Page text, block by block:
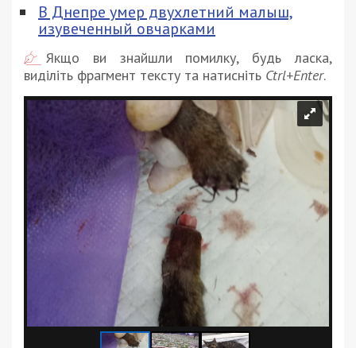
В Днепре умер двухлетний малыш,
изувеченный овчарками
Якщо ви знайшли помилку, будь ласка,
виділіть фрагмент тексту та натисніть Ctrl+Enter.